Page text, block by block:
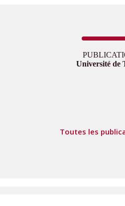
Université de
Toutes les